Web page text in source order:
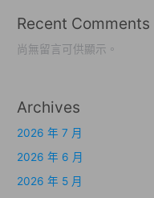
Recent Comments
尚無留言可供顯示。
Archives
2026 年 7 月
2026 年 6 月
2026 年 5 月